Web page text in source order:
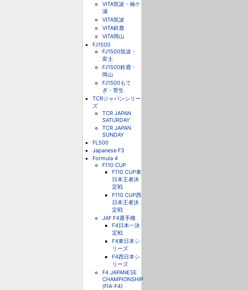
VITA筑波・袖ケ
浦
VITA筑波
VITA鈴鹿
VITA岡山
FJ1500
FJ1500筑波・
富士
FJ1500鈴鹿・
岡山
FJ1500もて
ぎ・菅生
TCRジャパンシリー
ズ
TCR JAPAN
SATURDAY
TCR JAPAN
SUNDAY
FL500
Japanese F3
Formula 4
F110 CUP
F110 CUP東
日本王者決
定戦
F110 CUP西
日本王者決
定戦
JAF F4選手権
F4日本一決
定戦
F4東日本シ
リーズ
F4西日本シ
リーズ
F4 JAPANESE
CHAMPIONSHIP
(FIA-F4)